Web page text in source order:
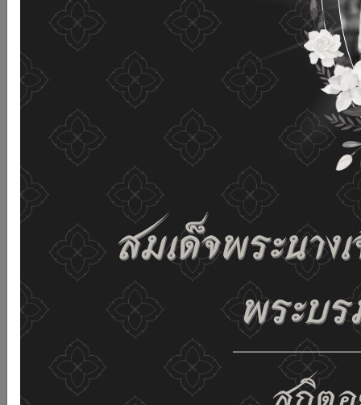
กรมกิจการผู้สูงอายุ
ให้ความสำคัญต่อข้อมูลส่วนบุคคลของ
ท่าน เพื่อการพัฒนาและปรับปรุงเว็บไซต์ หากท่านใช้บริการ
เว็บไซต์นี้โดยไม่มีการปรับตั้งค่าใดๆ แสดงว่าท่านยินยอมที่จะ
รับคุกกี้บนเว็บไซต์ และนโยบายสิทธิส่วนบุคคลของเรา
ดูรายละเอียด ยอมรับทั้งหมด
02-659-6811 saraban@dop.mail.go.th
เปลี่ยนการแสดงผล
ก-ก